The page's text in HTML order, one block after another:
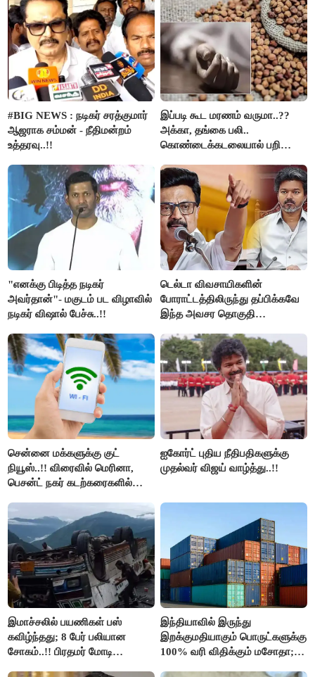
கைது..!!
#BIG NEWS : நடிகர் சரத்குமார்
ஆஜராக சம்மன் - நீதிமன்றம்
உத்தரவு..!!
இப்படி கூட மரணம் வருமா..??
அக்கா, தங்கை பலி..
கொண்டைக்கடலையால் பறிபோன
"எனக்கு பிடித்த நடிகர்
அவர்தான்"- மகுடம் பட விழாவில்
நடிகர் விஷால் பேச்சு..!!
டெல்டா விவசாயிகளின்
போராட்டத்திலிருந்து தப்பிக்கவே
இந்த அவசர தொகுதி
அரங்கேற்றுகிறார் முதலமைச்சர் -
திமுக ஐடி விங்..!!
சென்னை மக்களுக்கு குட்
நியூஸ்..!! விரைவில் மெரினா,
பெசன்ட் நகர் கடற்கரைகளில்
ஐகோர்ட் புதிய நீதிபதிகளுக்கு
முதல்வர் விஜய் வாழ்த்து..!!
இமாச்சலில் பயணிகள் பஸ்
கவிழ்ந்தது; 8 பேர் பலியான
சோகம்..!! பிரதமர் மோடி
இந்தியாவில் இருந்து
இறக்குமதியாகும் பொருட்களுக்கு
100% வரி விதிக்கும் மசோதா;